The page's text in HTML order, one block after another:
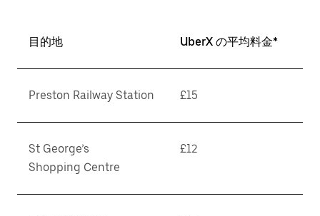
目的地 UberX の平均料金*
Preston Railway Station £15
St George’s
Shopping Centre
£12